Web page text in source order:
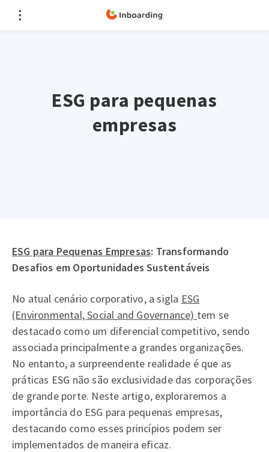
ESG para pequenas
empresas
ESG para Pequenas Empresas: Transformando
Desafios em Oportunidades Sustentáveis
No atual cenário corporativo, a sigla ESG
(Environmental, Social and Governance) tem se
destacado como um diferencial competitivo, sendo
associada principalmente a grandes organizações.
No entanto, a surpreendente realidade é que as
práticas ESG não são exclusividade das corporações
de grande porte. Neste artigo, exploraremos a
importância do ESG para pequenas empresas,
destacando como esses princípios podem ser
implementados de maneira eficaz.